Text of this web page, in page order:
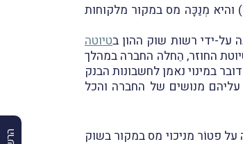
) והיא מְנַכָּה מס במקור מלקוחות
על-ידי רשות שוק ההון בטיוטה
החוזר, הֵחלה החברה במהלך
במינוי נאמן לחשבונות הבנק
עליהם מנושים של החברה והכל
על פטוֹר מניכוי מס במקור בשוק